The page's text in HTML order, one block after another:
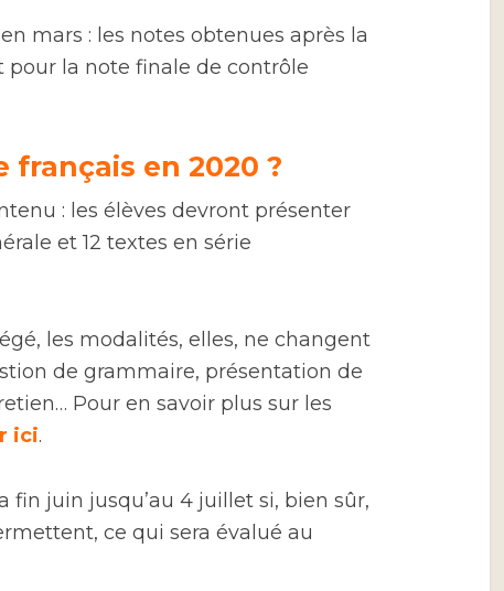
mars : les notes obtenues après la
la note finale de contrôle
français en 2020 ?
: les élèves devront présenter
et 12 textes en série
les modalités, elles, ne changent
de grammaire, présentation de
Pour en savoir plus sur les
ici.
fin juin jusqu’au 4 juillet si, bien sûr,
ce qui sera évalué au